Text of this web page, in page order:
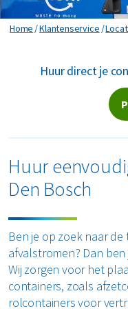
Horeca en recreatie
Industrie
Logistiek
Zakelijke dienstverlening
Interne inzamelmiddelen
Circulaire diensten
Circulair+
Gevaarlijk afval
Groen- en tuinafval
Matrassen
Papier en karton
PMD
Puin
Mineralen
ons
Home Klantenservice
Huur direct je
Huur
Den Bosch
Ben je op zoek naar
afvalstromen? Dan
Wij zorgen voor het
containers, zoals
rolcontainers voor